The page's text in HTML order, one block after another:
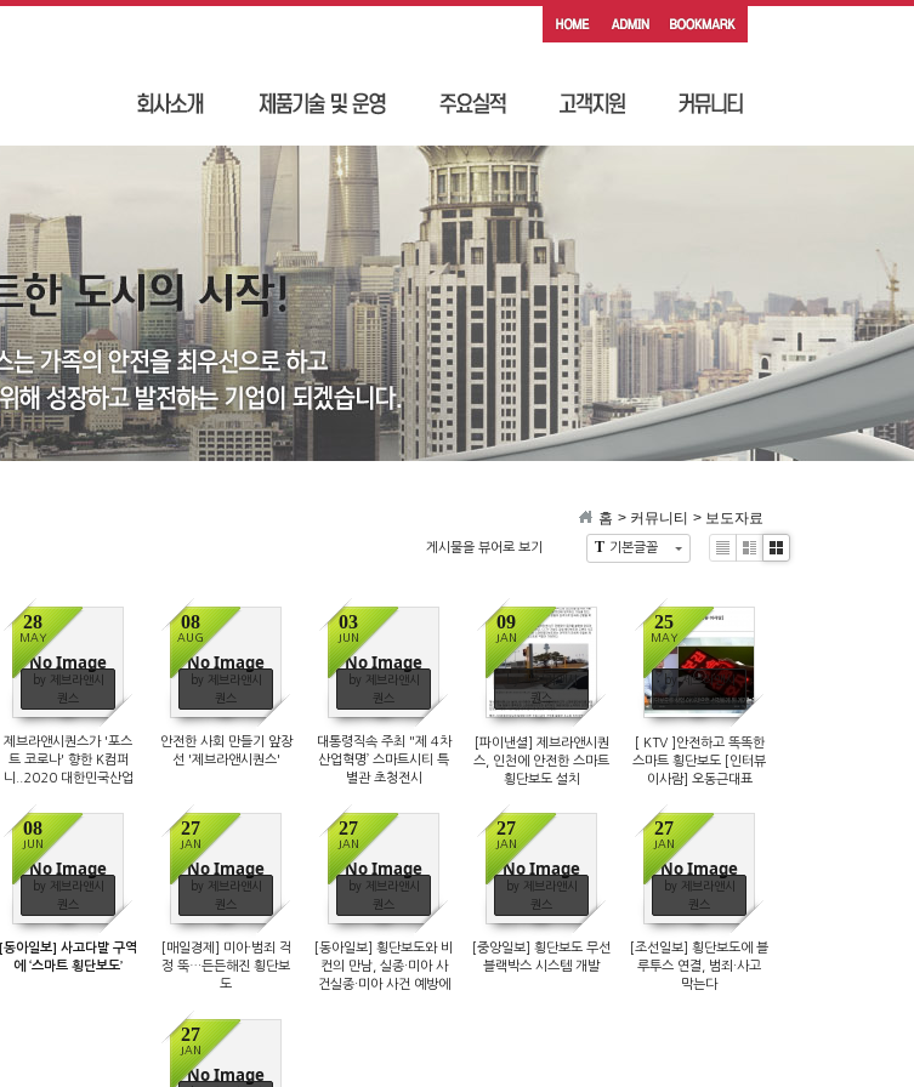
홈 > 커뮤니티 > 보도자료
T 기본글꼴
게시물을 뷰어로 보기
Li
t
Zi
e
G
No Image
28
MAY
by 제브라앤시
퀀스
제브라앤시퀀스가 '포스
트 코로나' 향한 K컴퍼
니..2020 대한민국산업
상"을 수상했습니다 .
No Image
08
AUG
by 제브라앤시
퀀스
안전한 사회 만들기 앞장
선 '제브라앤시퀀스'
No Image
03
JUN
by 제브라앤시
퀀스
대통령직속 주최 "제 4차
산업혁명’ 스마트시티 특
별관 초청전시
09
JAN
by 제브라앤시
퀀스
[파이낸셜] 제브라앤시퀀
스, 인천에 안전한 스마트
횡단보도 설치
25
MAY
by 제브라앤시
퀀스
[ KTV ]안전하고 똑똑한
스마트 횡단보도 [인터뷰
이사람] 오동근대표
No Image
08
JUN
by 제브라앤시
퀀스
[동아일보] 사고다발 구역
에 ‘스마트 횡단보도’
No Image
27
JAN
by 제브라앤시
퀀스
[매일경제] 미아·범죄 걱
정 뚝…든든해진 횡단보
도
No Image
27
JAN
by 제브라앤시
퀀스
[동아일보] 횡단보도와 비
컨의 만남, 실종·미아 사
건실종·미아 사건 예방에
No Image
27
JAN
by 제브라앤시
퀀스
[중앙일보] 횡단보도 무선
블랙박스 시스템 개발
No Image
27
JAN
by 제브라앤시
퀀스
[조선일보] 횡단보도에 블
루투스 연결, 범죄·사고
막는다
No Image
27
JAN